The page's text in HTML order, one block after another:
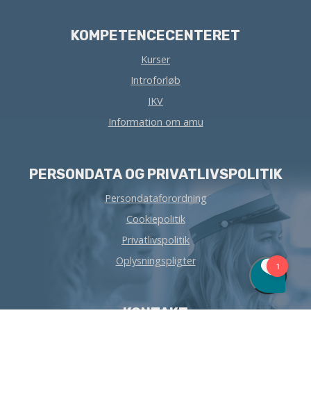
KOMPETENCECENTERET
Kurser
Introforløb
IKV
Information om amu
PERSONDATA OG PRIVATLIVSPOLITIK
Persondataforordning
Cookiepolitik
Privatlivspolitik
Oplysningspligter
KONTAKT